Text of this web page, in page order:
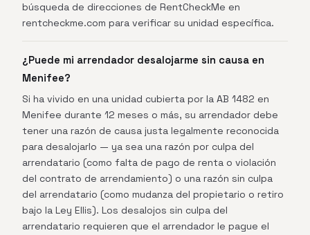
búsqueda de direcciones de RentCheckMe en
rentcheckme.com para verificar su unidad específica.
¿Puede mi arrendador desalojarme sin causa en
Menifee?
Si ha vivido en una unidad cubierta por la AB 1482 en
Menifee durante 12 meses o más, su arrendador debe
tener una razón de causa justa legalmente reconocida
para desalojarlo — ya sea una razón por culpa del
arrendatario (como falta de pago de renta o violación
del contrato de arrendamiento) o una razón sin culpa
del arrendatario (como mudanza del propietario o retiro
bajo la Ley Ellis). Los desalojos sin culpa del
arrendatario requieren que el arrendador le pague el